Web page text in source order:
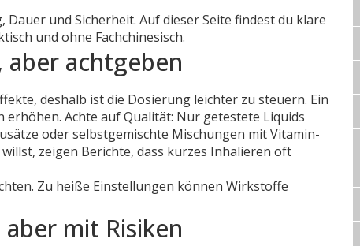
und Sicherheit. Auf dieser Seite findest du klare
und ohne Fachchinesisch.
achtgeben
deshalb ist die Dosierung leichter zu steuern. Ein
Achte auf Qualität: Nur getestete Liquids
oder selbstgemischte Mischungen mit Vitamin-
zeigen Berichte, dass kurzes Inhalieren oft
Zu heiße Einstellungen können Wirkstoffe
mit Risiken